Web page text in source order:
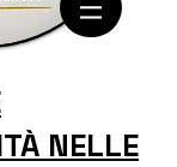
NELLE